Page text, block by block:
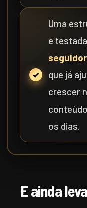
Uma
e
que já
crescer
os dias.
E ainda leva